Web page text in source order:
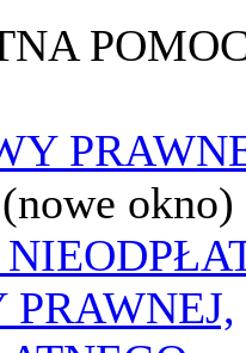
(nowe okno)
PRAWNEJ,